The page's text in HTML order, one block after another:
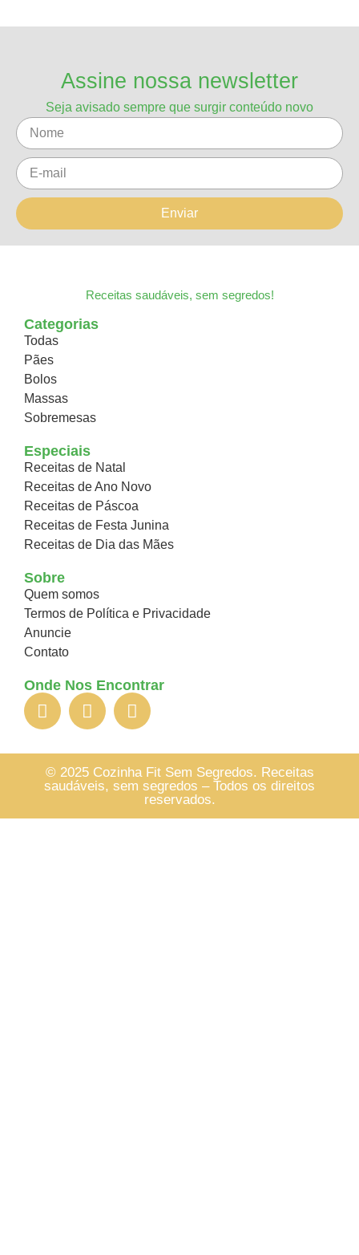
Assine nossa newsletter
Seja avisado sempre que surgir conteúdo novo
Enviar
Receitas saudáveis, sem segredos!
Categorias
Todas
Pães
Bolos
Massas
Sobremesas
Especiais
Receitas de Natal
Receitas de Ano Novo
Receitas de Páscoa
Receitas de Festa Junina
Receitas de Dia das Mães
Sobre
Quem somos
Termos de Política e Privacidade
Anuncie
Contato
Onde Nos Encontrar
© 2025 Cozinha Fit Sem Segredos. Receitas
saudáveis, sem segredos – Todos os direitos
reservados.